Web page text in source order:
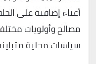
أعباء إضافية على
مصالح وأولويات
سياسات محلية